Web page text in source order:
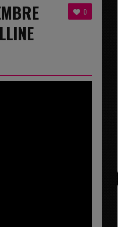
0
" C'EST UNE
La rubrique